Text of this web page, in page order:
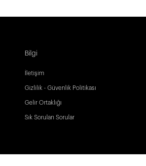
Bilgi
İletişim
Gizlilik - Güvenlik Politikası
Gelir Ortaklığı
Sık Sorulan Sorular